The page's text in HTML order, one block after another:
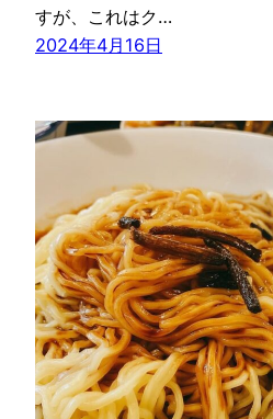
すが、これはク…
2024年4月16日